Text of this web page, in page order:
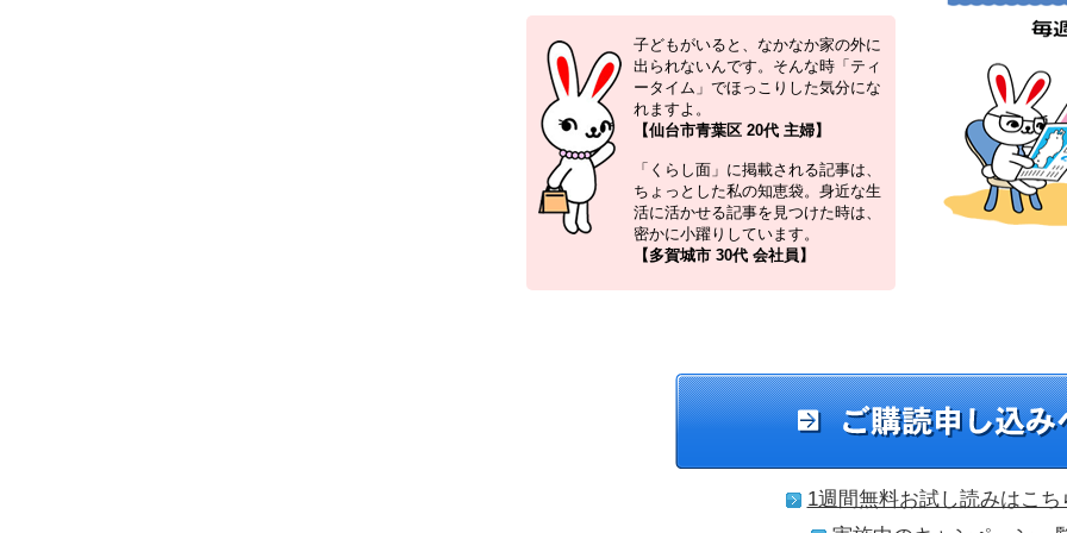
子どもがいると、なかなか家の外に
出られないんです。そんな時「ティ
ータイム」でほっこりした気分にな
れますよ。
【仙台市青葉区 20代 主婦】
「くらし面」に掲載される記事は、
ちょっとした私の知恵袋。身近な生
活に活かせる記事を見つけた時は、
密かに小躍りしています。
【多賀城市 30代 会社員】
1週間無料お試し読みはこち